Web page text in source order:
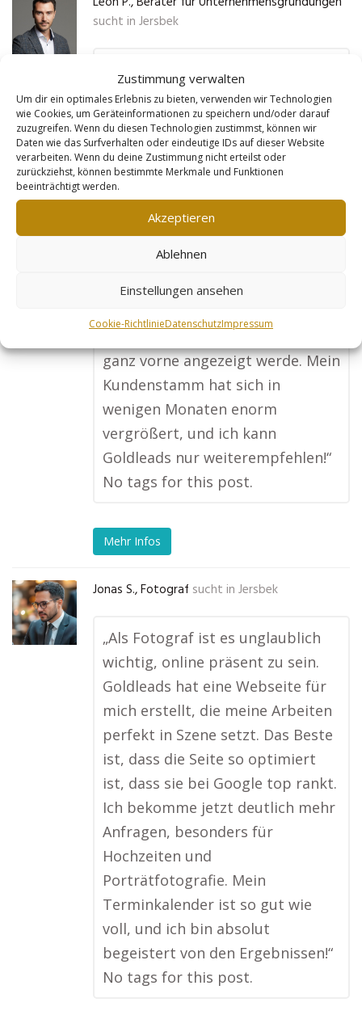
Zustimmung verwalten
Um dir ein optimales Erlebnis zu bieten, verwenden wir Technologien
wie Cookies, um Geräteinformationen zu speichern und/oder darauf
zuzugreifen. Wenn du diesen Technologien zustimmst, können wir
Daten wie das Surfverhalten oder eindeutige IDs auf dieser Website
verarbeiten. Wenn du deine Zustimmung nicht erteilst oder
zurückziehst, können bestimmte Merkmale und Funktionen
beeinträchtigt werden.
Akzeptieren
Ablehnen
Einstellungen ansehen
Cookie-RichtlinieDatenschutzImpressum
sucht in Jersbek
„Ich helfe Gründern dabei, ihre
Ideen in erfolgreiche
Unternehmen zu verwandeln.
Dank der Goldleads-Webseite
habe ich jetzt eine viel größere
Reichweite und bekomme
regelmäßig Anfragen von
Menschen, die meine
Unterstützung brauchen. Die
Webseite ist nicht nur optisch
dafür, dass ich bei Suchanfragen
ganz vorne angezeigt werde. Mein
Kundenstamm hat sich in
wenigen Monaten enorm
vergrößert, und ich kann
Goldleads nur weiterempfehlen!“
No tags for this post.
Mehr Infos
Jonas S., Fotograf sucht in Jersbek
„Als Fotograf ist es unglaublich
wichtig, online präsent zu sein.
Goldleads hat eine Webseite für
mich erstellt, die meine Arbeiten
perfekt in Szene setzt. Das Beste
ist, dass die Seite so optimiert
ist, dass sie bei Google top rankt.
Ich bekomme jetzt deutlich mehr
Anfragen, besonders für
Hochzeiten und
Porträtfotografie. Mein
Terminkalender ist so gut wie
voll, und ich bin absolut
begeistert von den Ergebnissen!“
No tags for this post.